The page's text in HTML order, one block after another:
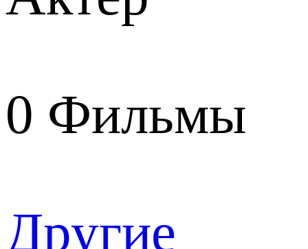
0 Фильмы
Другие